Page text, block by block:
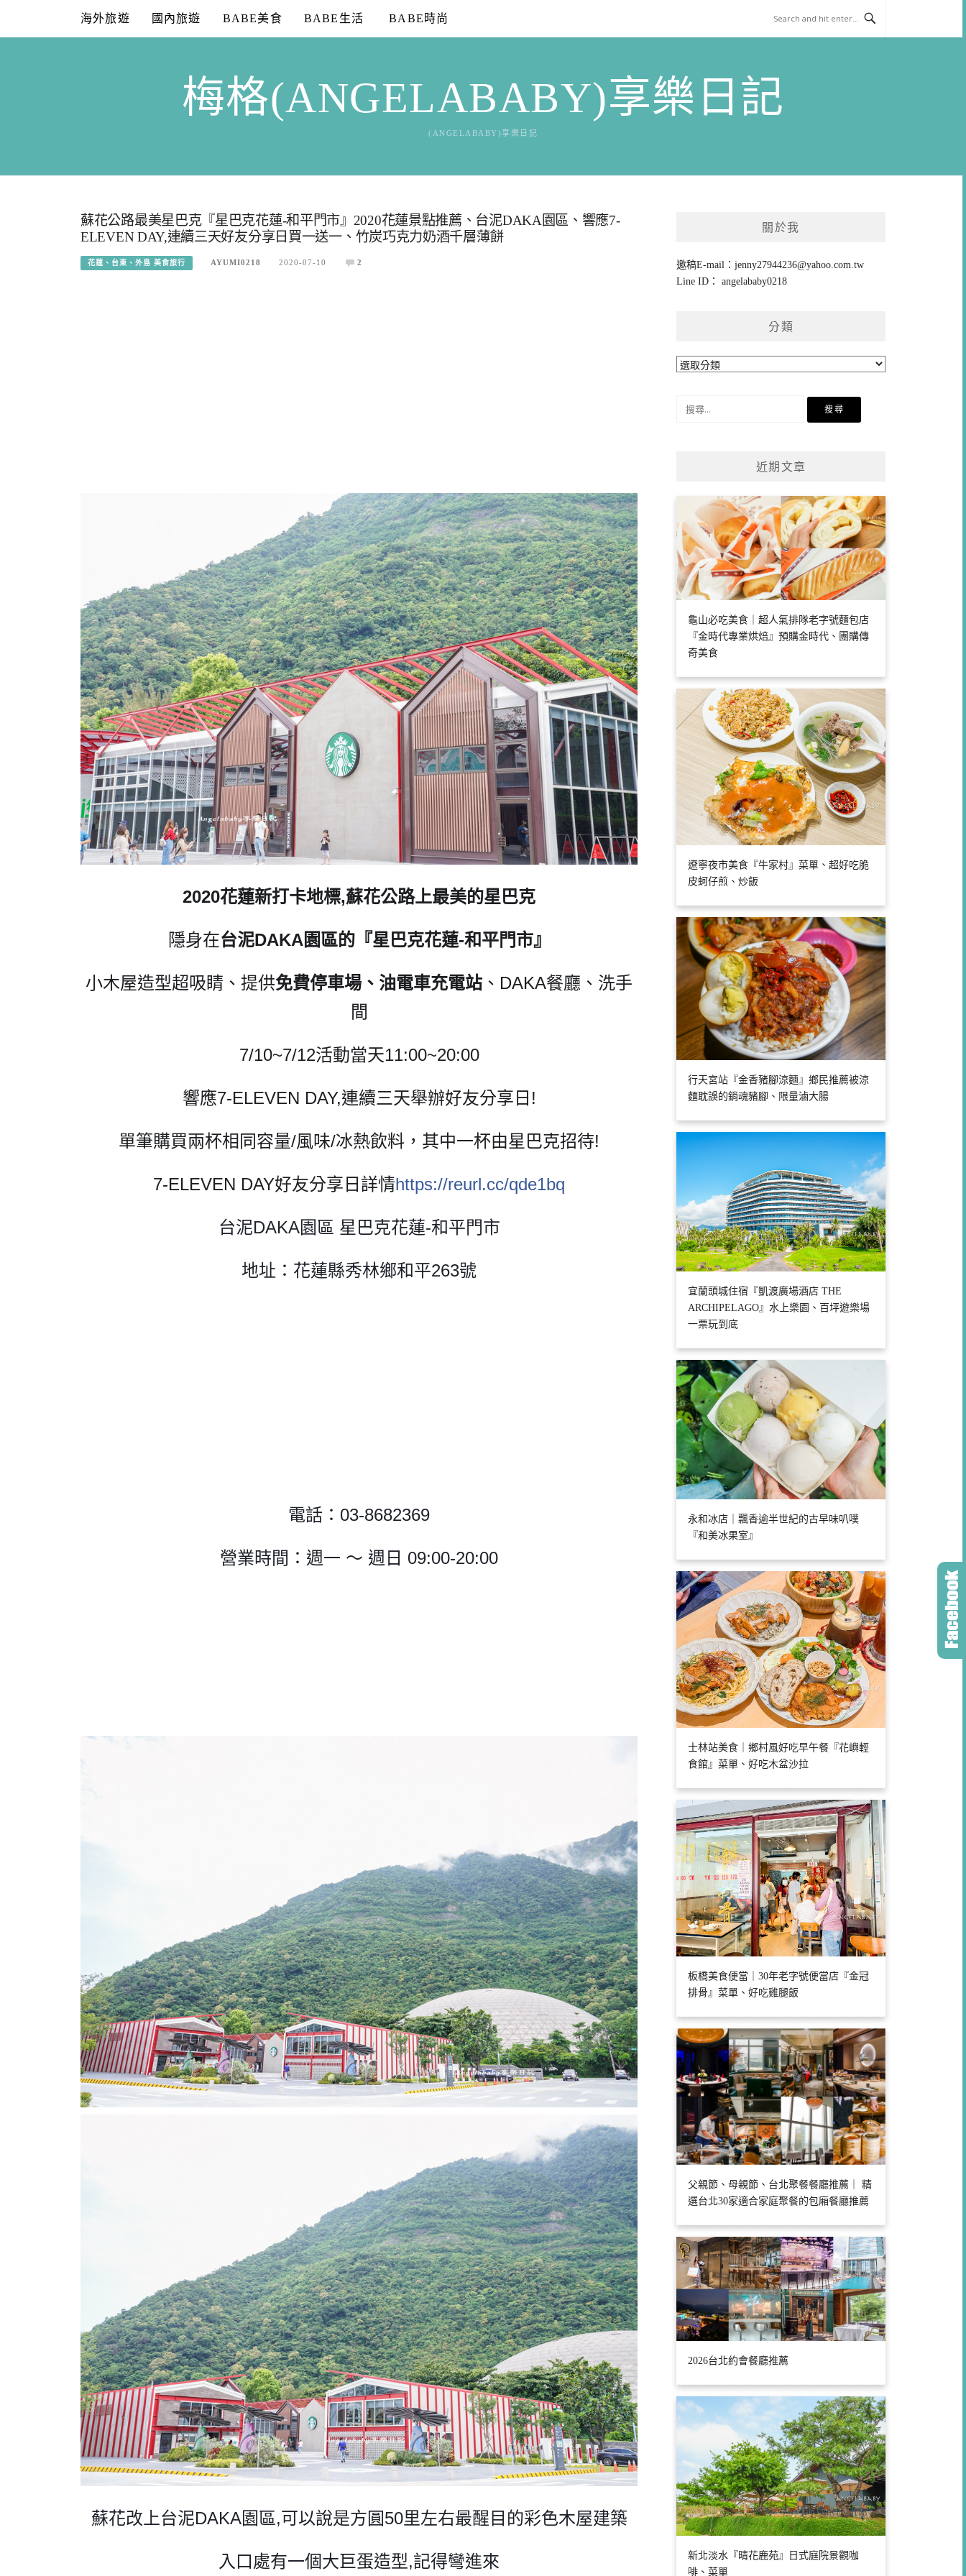
content
海外旅遊 國內旅遊 BABE美食 BABE生活 BABE時尚
梅格(ANGELABABY)享樂日記
(ANGELABABY)享樂日記
蘇花公路最美星巴克『星巴克花蓮-和平門市』2020花蓮景點推薦、台泥DAKA園區、響應7-
ELEVEN DAY,連續三天好友分享日買一送一、竹炭巧克力奶酒千層薄餅
花蓮、台東、外島 美食旅行 AYUMI0218 2020-07-10 2
2020花蓮新打卡地標,蘇花公路上最美的星巴克
隱身在台泥DAKA園區的『星巴克花蓮-和平門市』
小木屋造型超吸睛、提供免費停車場、油電車充電站 、DAKA餐廳、洗手
間
7/10~7/12活動當天11:00~20:00
響應7-ELEVEN DAY,連續三天舉辦好友分享日!
單筆購買兩杯相同容量/風味/冰熱飲料，其中一杯由星巴克招待!
7-ELEVEN DAY好友分享日詳情https://reurl.cc/qde1bq
台泥DAKA園區 星巴克花蓮-和平門市
地址：花蓮縣秀林鄉和平263號
電話：03-8682369
營業時間：週一 ～ 週日 09:00-20:00
蘇花改上台泥DAKA園區,可以說是方圓50里左右最醒目的彩色木屋建築
入口處有一個大巨蛋造型,記得彎進來
關於我
邀稿E-mail：jenny27944236@yahoo.com.tw
Line ID： angelababy0218
分類
分
近期文章
龜山必吃美食｜超人氣排隊老字號麵包店
『金時代專業烘焙』預購金時代、團購傳
奇美食
遼寧夜市美食『牛家村』菜單、超好吃脆
皮蚵仔煎、炒飯
行天宮站『金香豬腳涼麵』鄉民推薦被涼
麵耽誤的銷魂豬腳、限量滷大腸
宜蘭頭城住宿『凱渡廣場酒店 THE
ARCHIPELAGO』水上樂園、百坪遊樂場
一票玩到底
永和冰店｜飄香逾半世紀的古早味叭噗
『和美冰果室』
士林站美食｜鄉村風好吃早午餐『花嶼輕
食館』菜單、好吃木盆沙拉
板橋美食便當｜30年老字號便當店『金冠
排骨』菜單、好吃雞腿飯
父親節、母親節、台北聚餐餐廳推薦｜ 精
選台北30家適合家庭聚餐的包廂餐廳推薦
2026台北約會餐廳推薦
新北淡水『晴花鹿苑』日式庭院景觀咖
啡、菜單